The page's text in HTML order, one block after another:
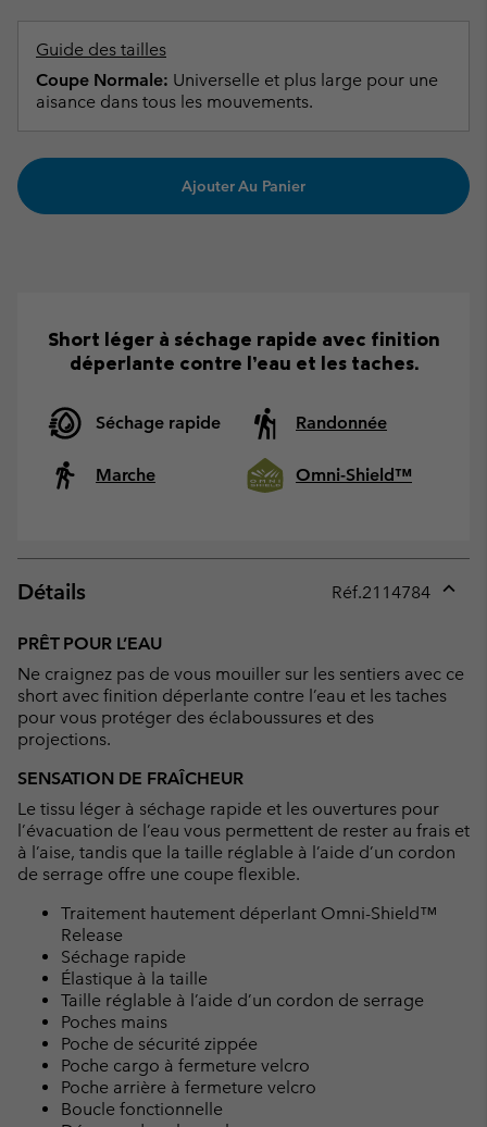
Guide des tailles
Coupe Normale: Universelle et plus large pour une
aisance dans tous les mouvements.
Ajouter Au Panier
Short léger à séchage rapide avec finition
déperlante contre l’eau et les taches.
Séchage rapide Randonnée
Marche Omni-Shield™
Détails Réf.2114784
PRÊT POUR L’EAU
Ne craignez pas de vous mouiller sur les sentiers avec ce
short avec finition déperlante contre l’eau et les taches
pour vous protéger des éclaboussures et des
projections.
SENSATION DE FRAÎCHEUR
Le tissu léger à séchage rapide et les ouvertures pour
l’évacuation de l’eau vous permettent de rester au frais et
à l’aise, tandis que la taille réglable à l’aide d’un cordon
de serrage offre une coupe flexible.
Traitement hautement déperlant Omni-Shield™
Release
Séchage rapide
Élastique à la taille
Taille réglable à l’aide d’un cordon de serrage
Poches mains
Poche de sécurité zippée
Poche cargo à fermeture velcro
Poche arrière à fermeture velcro
Boucle fonctionnelle